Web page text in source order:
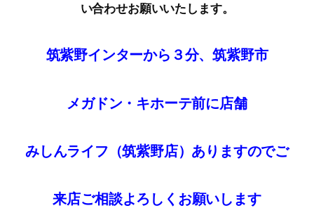
い合わせお願いいたします。
筑紫野インターから３分、筑紫野市
メガドン・キホーテ前に店舗
みしんライフ（筑紫野店）ありますのでご
来店ご相談よろしくお願いします